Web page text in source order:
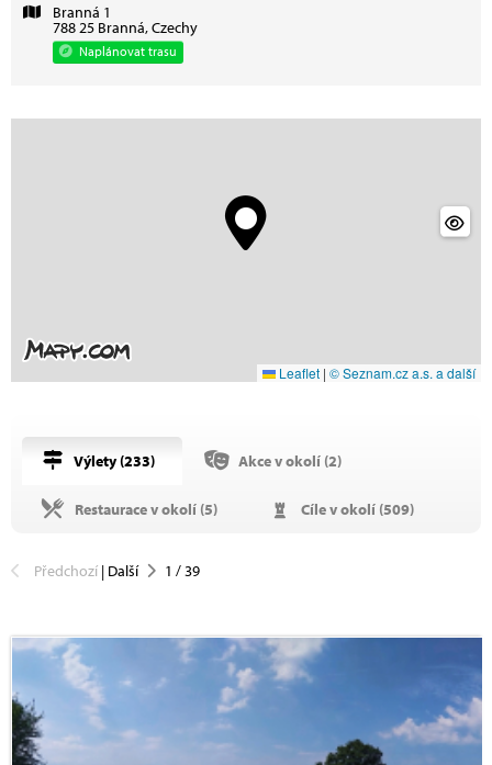
Branná 1
788 25 Branná, Czechy
Naplánovat trasu
Leaflet | © Seznam.cz a.s. a další
Výlety (233) Akce v okolí (2)
Restaurace v okolí (5) Cíle v okolí (509)
Předchozí | Další 1 /39